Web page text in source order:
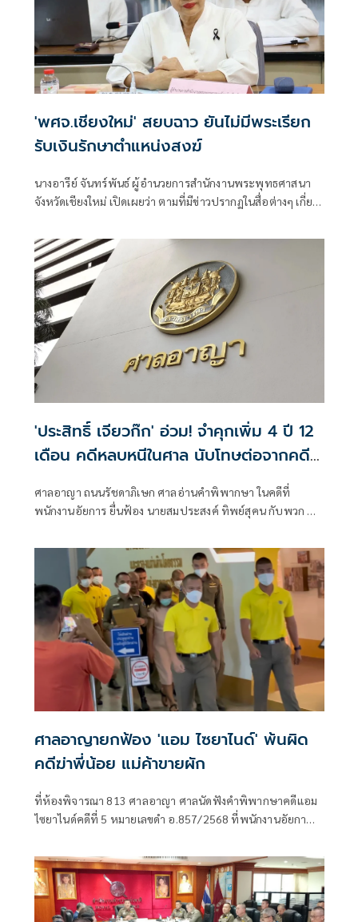
'พศจ.เชียงใหม่' สยบฉาว ยันไม่มีพระเรียก
รับเงินรักษาตำแหน่งสงฆ์
นางอารีย์ จันทร์พันธ์ ผู้อำนวยการสำนักงานพระพุทธศาสนา
จังหวัดเชียงใหม่ เปิดเผยว่า ตามที่มีข่าวปรากฏในสื่อต่างๆ เกี่ยว
ตำแหน่งสำคัญทางสงฆ์
'ประสิทธิ์ เจียวก๊ก' อ่วม! จำคุกเพิ่ม 4 ปี 12
เดือน คดีหลบหนีในศาล นับโทษต่อจากคดี
ศาลอาญา ถนนรัชดาภิเษก ศาลอ่านคำพิพากษา ในคดีที่
พนักงานอัยการ ยื่นฟ้อง นายสมประสงค์ ทิพย์สุคน กับพวก ที่
ความผิดหลบหนีไประหว่างที่ถูกคุมขังตามอำนาจของศาล
ศาลอาญายกฟ้อง 'แอม ไซยาไนด์' พ้นผิด
คดีฆ่าพี่น้อย แม่ค้าขายผัก
ที่ห้องพิจารณา 813 ศาลอาญา ศาลนัดฟังคำพิพากษาคดีแอม
ไซยาไนด์คดีที่ 5 หมายเลขดำ อ.857/2568 ที่พนักงานอัยกา